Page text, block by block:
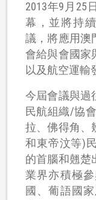
2013年9月25
幕，並將持
議，將應用澳
會給與會國家
以及航空運輸
今屆會議與過
民航組織/協
拉、佛得角、
和東帝汶等)
的首腦和翹楚
業界亦積極
國、葡語國